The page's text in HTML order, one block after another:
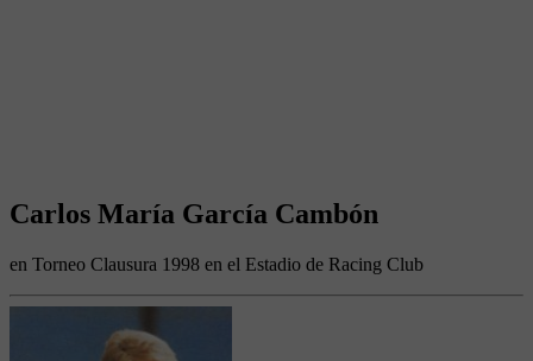
Carlos María García Cambón
en Torneo Clausura 1998 en el Estadio de Racing Club